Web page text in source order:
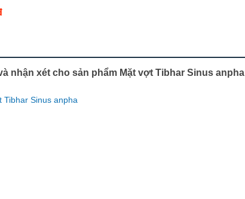
nhận xét cho sản phẩm Mặt vợt Tibhar Sinus anpha
Tibhar Sinus anpha